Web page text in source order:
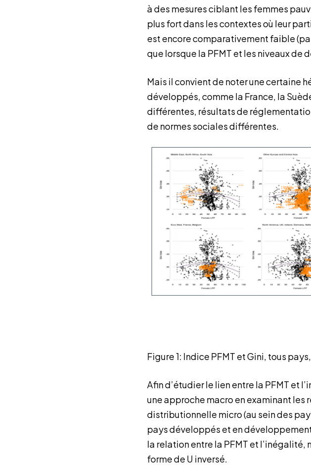
à des mesures ciblant les femmes
plus fort dans les contextes où leur
est encore comparativement faible
que lorsque la PFMT et les niveaux
Mais il convient de noter une certaine
développés, comme la France, la
différentes, résultats de
de normes sociales différentes.
Figure 1: Indice PFMT et Gini, tous
Afin d’étudier le lien entre la PFMT et
une approche macro en examinant les
distributionnelle micro (au sein des
pays développés et en
la relation entre la PFMT et l’inégalité,
forme de U inversé.